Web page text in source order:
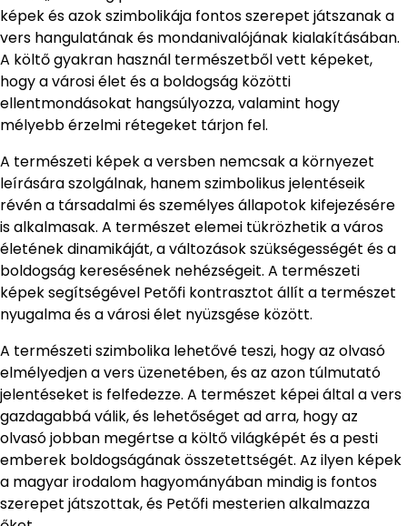
képek és azok szimbolikája fontos szerepet játszanak a
vers hangulatának és mondanivalójának kialakításában.
A költő gyakran használ természetből vett képeket,
hogy a városi élet és a boldogság közötti
ellentmondásokat hangsúlyozza, valamint hogy
mélyebb érzelmi rétegeket tárjon fel.
A természeti képek a versben nemcsak a környezet
leírására szolgálnak, hanem szimbolikus jelentéseik
révén a társadalmi és személyes állapotok kifejezésére
is alkalmasak. A természet elemei tükrözhetik a város
életének dinamikáját, a változások szükségességét és a
boldogság keresésének nehézségeit. A természeti
képek segítségével Petőfi kontrasztot állít a természet
nyugalma és a városi élet nyüzsgése között.
A természeti szimbolika lehetővé teszi, hogy az olvasó
elmélyedjen a vers üzenetében, és az azon túlmutató
jelentéseket is felfedezze. A természet képei által a vers
gazdagabbá válik, és lehetőséget ad arra, hogy az
olvasó jobban megértse a költő világképét és a pesti
emberek boldogságának összetettségét. Az ilyen képek
a magyar irodalom hagyományában mindig is fontos
szerepet játszottak, és Petőfi mesterien alkalmazza